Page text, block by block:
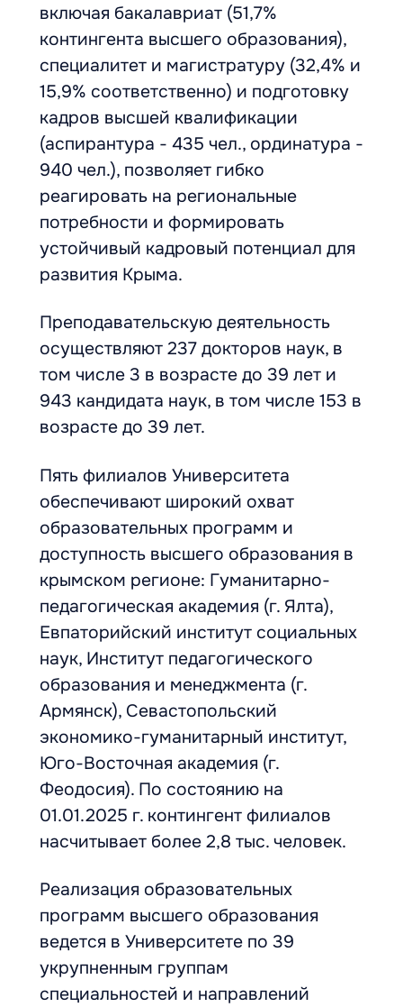
включая бакалавриат (51,7%
контингента высшего образования),
специалитет и магистратуру (32,4% и
15,9% соответственно) и подготовку
кадров высшей квалификации
(аспирантура - 435 чел., ординатура -
940 чел.), позволяет гибко
реагировать на региональные
потребности и формировать
устойчивый кадровый потенциал для
развития Крыма.
Преподавательскую деятельность
осуществляют 237 докторов наук, в
том числе 3 в возрасте до 39 лет и
943 кандидата наук, в том числе 153 в
возрасте до 39 лет.
Пять филиалов Университета
обеспечивают широкий охват
образовательных программ и
доступность высшего образования в
крымском регионе: Гуманитарно-
педагогическая академия (г. Ялта),
Евпаторийский институт социальных
наук, Институт педагогического
образования и менеджмента (г.
Армянск), Севастопольский
экономико-гуманитарный институт,
Юго-Восточная академия (г.
Феодосия). По состоянию на
01.01.2025 г. контингент филиалов
насчитывает более 2,8 тыс. человек.
Реализация образовательных
программ высшего образования
ведется в Университете по 39
укрупненным группам
специальностей и направлений